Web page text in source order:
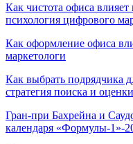
Как чистота офиса влияет
психология цифрового
Как оформление офиса
маркетологи
Как выбрать подрядчика
стратегия поиска и оценки
Гран-при Бахрейна и
календаря «Формулы-1»-